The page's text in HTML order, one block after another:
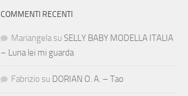
COMMENTI RECENTI
Mariangela su SELLY BABY MODELLA ITALIA
– Luna lei mi guarda
Fabrizio su DORIAN O. A. – Tao